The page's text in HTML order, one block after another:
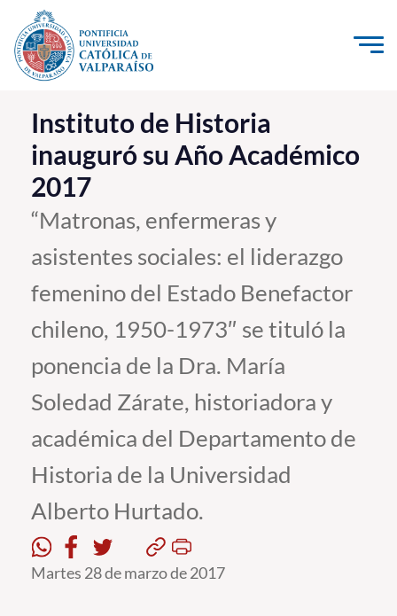
Click acá para ir directamente al contenido
La Universidad
Investigación, Creación e Innovación
PUCV Internacional
Vinculación con el Medio
Admisión
Pregrado
Estudiantes
Académicos
Funcionarios
Alumni
Instituto de Historia
inauguró su Año Académico
2017
“Matronas, enfermeras y
asistentes sociales: el liderazgo
femenino del Estado Benefactor
chileno, 1950-1973″ se tituló la
ponencia de la Dra. María
Soledad Zárate, historiadora y
académica del Departamento de
Historia de la Universidad
Alberto Hurtado.
Martes 28 de marzo de 2017